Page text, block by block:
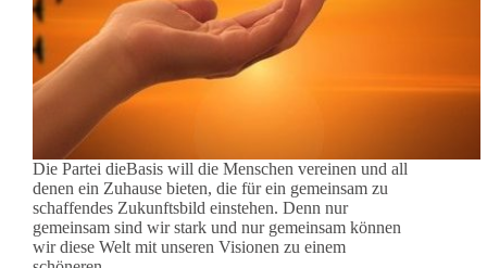
Die Partei dieBasis will die Menschen vereinen und all
denen ein Zuhause bieten, die für ein gemeinsam zu
schaffendes Zukunftsbild einstehen. Denn nur
gemeinsam sind wir stark und nur gemeinsam können
wir diese Welt mit unseren Visionen zu einem